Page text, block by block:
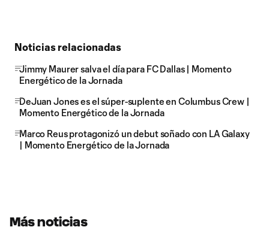
Noticias relacionadas
Jimmy Maurer salva el día para FC Dallas | Momento
Energético de la Jornada
DeJuan Jones es el súper-suplente en Columbus Crew |
Momento Energético de la Jornada
Marco Reus protagonizó un debut soñado con LA Galaxy
| Momento Energético de la Jornada
Más noticias